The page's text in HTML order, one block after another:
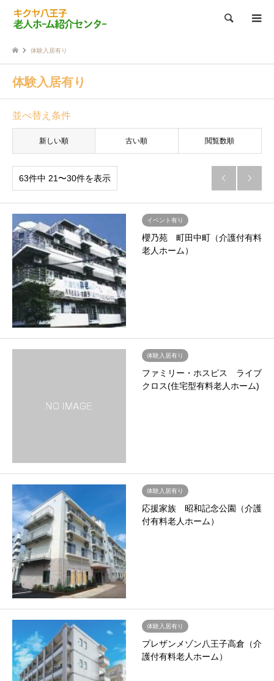
検索
体験入居有り
体験入居有り
並べ替え条件
新しい順 古い順 閲覧数順
63件中 21〜30件を表示  
イベント有り
櫻乃苑 町田中町（介護付有料
老人ホーム）
体験入居有り
ファミリー・ホスピス ライブ
クロス(住宅型有料老人ホーム)
体験入居有り
応援家族 昭和記念公園（介護
付有料老人ホーム）
体験入居有り
プレザンメゾン八王子高倉（介
護付有料老人ホーム）